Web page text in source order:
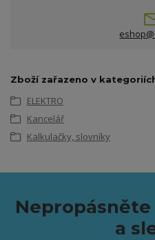
Zboží zařazeno v
ELEKTRO
Kancelář
Kalkulačky, slovníky
a